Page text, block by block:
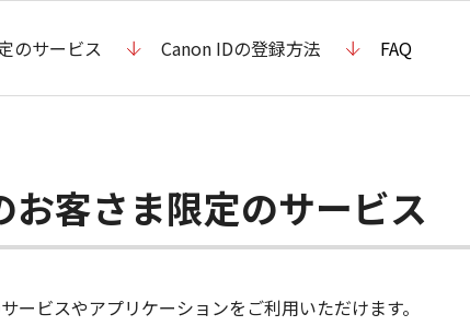
のサービス Canon IDの登録方法 FAQ
客さま限定のサービス
ービスやアプリケーションをご利用いただけます。